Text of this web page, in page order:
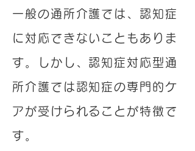
一般の通所介護では、認知症
に対応できないこともありま
す。しかし、認知症対応型通
所介護では認知症の専門的ケ
アが受けられることが特徴で
す。